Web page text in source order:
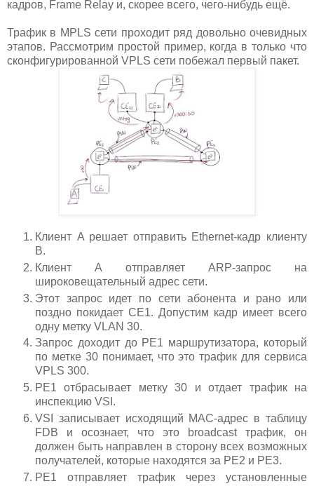
кадров, Frame Relay и, скорее всего, чего-нибудь ещё.
Трафик в MPLS сети проходит ряд довольно очевидных
этапов. Рассмотрим простой пример, когда в только что
сконфигурированной VPLS сети побежал первый пакет.
Клиент A решает отправить Ethernet-кадр клиенту
B.
Клиент А отправляет ARP-запрос на
широковещательный адрес сети.
Этот запрос идет по сети абонента и рано или
поздно покидает CE1. Допустим кадр имеет всего
одну метку VLAN 30.
Запрос доходит до PE1 маршрутизатора, который
по метке 30 понимает, что это трафик для сервиса
VPLS 300.
PE1 отбрасывает метку 30 и отдает трафик на
инспекцию VSI.
VSI записывает исходящий MAC-адрес в таблицу
FDB и осознает, что это broadcast трафик, он
должен быть направлен в сторону всех возможных
получателей, которые находятся за PE2 и PE3.
PE1 отправляет трафик через установленные